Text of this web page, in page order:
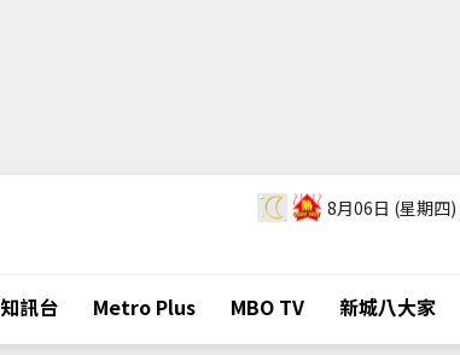
8月06日 (星期四)
知訊台 Metro Plus MBO TV 新城八大家